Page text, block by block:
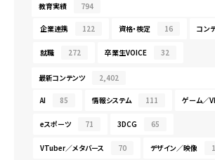
教育実績 794
企業連携 122 資格・検定 16 コン
就職 272 卒業生VOICE 32
最新コンテンツ 2,402
AI 85 情報システム 111 ゲーム／
eスポーツ 71 3DCG 65
VTuber／メタバース 70 デザイン／映像